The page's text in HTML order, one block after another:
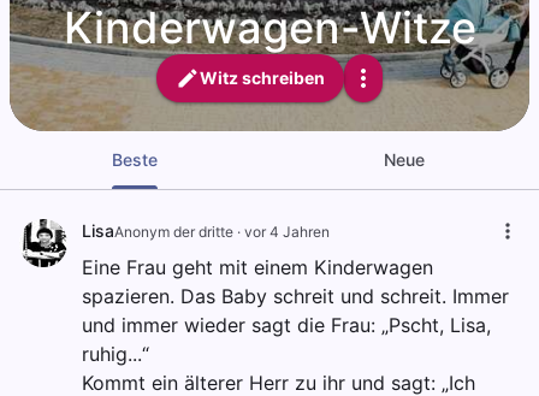
Kinderwagen-Witze
Witz schreiben
Beste Neue
LisaAnonym der dritte · vor 4 Jahren
Eine Frau geht mit einem Kinderwagen
spazieren. Das Baby schreit und schreit. Immer
und immer wieder sagt die Frau: „Pscht, Lisa,
ruhig...“
Kommt ein älterer Herr zu ihr und sagt: „Ich